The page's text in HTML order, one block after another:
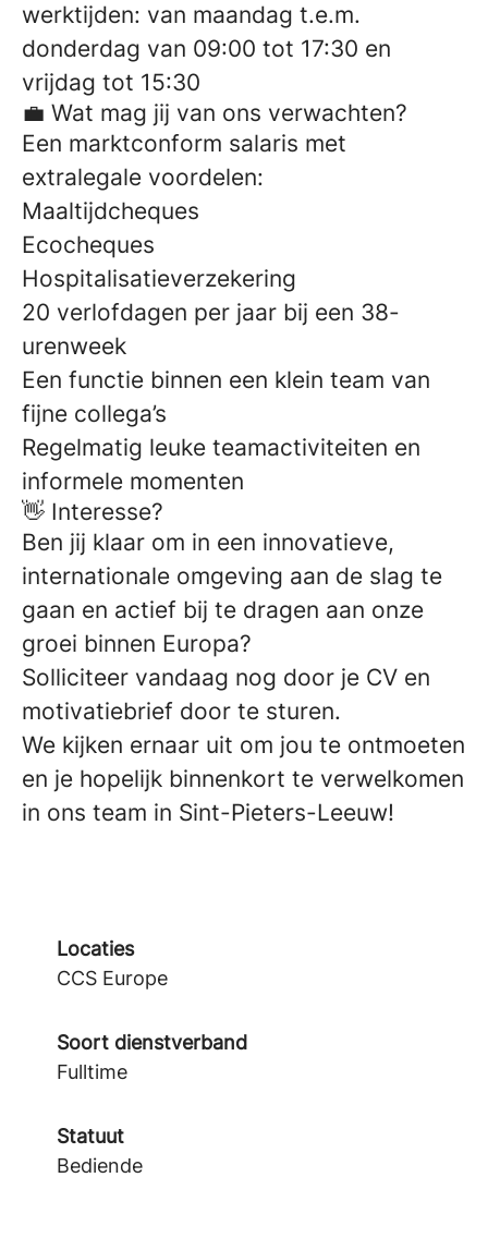
werktijden: van maandag t.e.m.
donderdag van 09:00 tot 17:30 en
vrijdag tot 15:30
💼 Wat mag jij van ons verwachten?
Een marktconform salaris met
extralegale voordelen:
Maaltijdcheques
Ecocheques
Hospitalisatieverzekering
20 verlofdagen per jaar bij een 38-
urenweek
Een functie binnen een klein team van
fijne collega’s
Regelmatig leuke teamactiviteiten en
informele momenten
👋 Interesse?
Ben jij klaar om in een innovatieve,
internationale omgeving aan de slag te
gaan en actief bij te dragen aan onze
groei binnen Europa?
Solliciteer vandaag nog door je CV en
motivatiebrief door te sturen.
We kijken ernaar uit om jou te ontmoeten
en je hopelijk binnenkort te verwelkomen
in ons team in Sint-Pieters-Leeuw!
Locaties
CCS Europe
Soort dienstverband
Fulltime
Statuut
Bediende